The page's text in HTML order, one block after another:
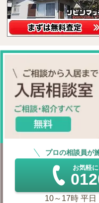
プロの相談員が
お気軽
10～17時 平